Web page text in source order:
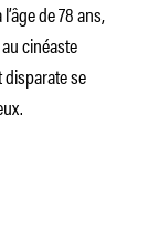
de 78 ans,
cinéaste
disparate se